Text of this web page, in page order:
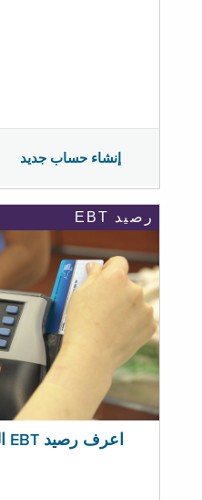
إنشاء حساب جديد
رصيد EBT
اعرف رصيد EBT الخاص بك